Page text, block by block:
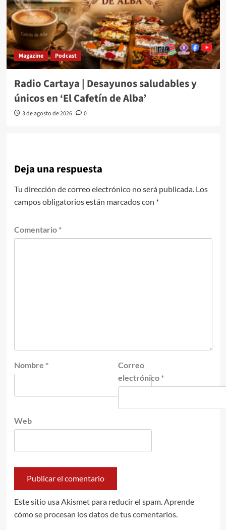
Magazine Podcast
Radio Cartaya | Desayunos saludables y
únicos en ‘El Cafetín de Alba’
3 de agosto de 2026 0
Deja una respuesta
Tu dirección de correo electrónico no será publicada. Los
campos obligatorios están marcados con *
Comentario *
Nombre *
Correo
electrónico *
Web
Este sitio usa Akismet para reducir el spam. Aprende
cómo se procesan los datos de tus comentarios.